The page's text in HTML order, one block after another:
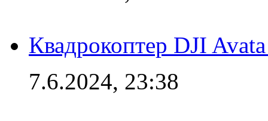
Квадрокоптер DJI
7.6.2024, 23:38